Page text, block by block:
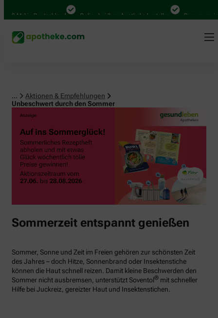
Mal in Deutschland Online bei Ihrer Apotheke bestellen Bequem
...
Aktionen & Empfehlungen
Unbeschwert durch den Sommer
Sommerzeit entspannt genießen
Sommer, Sonne und Zeit im Freien gehören zur schönsten Zeit
des Jahres – doch Hitze, Sonnenbrand oder Insektenstiche
können die Haut schnell reizen. Damit kleine Beschwerden den
Sommer nicht ausbremsen, unterstützt Soventol® mit schneller
Hilfe bei Juckreiz, gereizter Haut und Insektenstichen.